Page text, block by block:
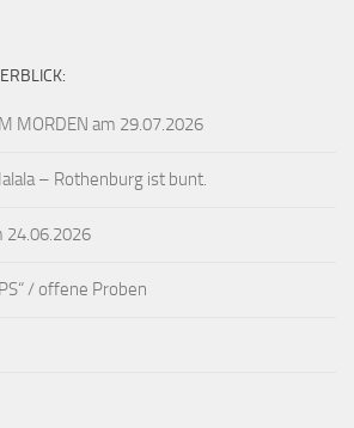
MORDEN am 29.07.2026
– Rothenburg ist bunt.
24.06.2026
/ offene Proben